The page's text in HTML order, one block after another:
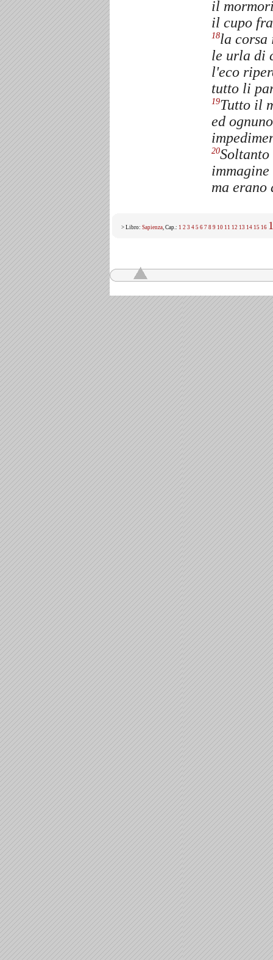
il
il cupo
18la
le urla di
l'eco
tutto li
19Tutto il
ed
20Soltanto
ma erano
> Libro: Sapienza, Cap.: 1 2 3 4 5 6 7 8 9 10 11 12 13 14 15 16